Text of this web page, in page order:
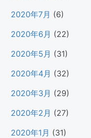
2020年7月 (6)
2020年6月 (22)
2020年5月 (31)
2020年4月 (32)
2020年3月 (29)
2020年2月 (27)
2020年1月 (31)